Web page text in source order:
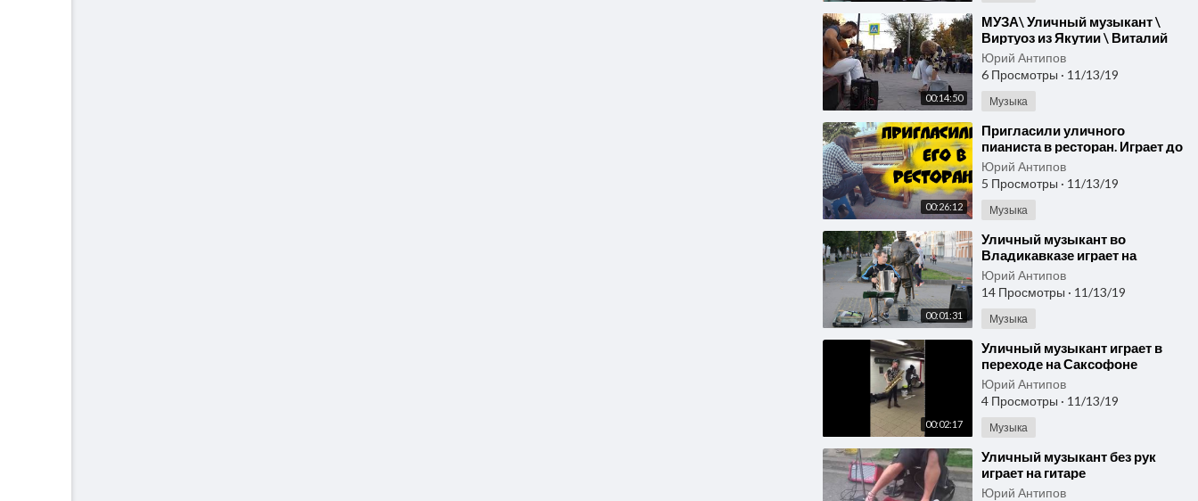
00:14:50
⁣МУЗА\ Уличный музыкант \
Виртуоз из Якутии \ Виталий
БУДЯК @ 2019
Юрий Антипов
6 Просмотры · 11/13/19
Музыка
00:26:12
⁣Пригласили уличного
пианиста в ресторан. Играет до
мурашек в конце видео. Street
musician.
Юрий Антипов
5 Просмотры · 11/13/19
Музыка
00:01:31
⁣Уличный музыкант во
Владикавказе играет на
Юрий Антипов
14 Просмотры · 11/13/19
Музыка
00:02:17
⁣Уличный музыкант играет в
переходе на Саксофоне
Юрий Антипов
4 Просмотры · 11/13/19
Музыка
⁣Уличный музыкант без рук
играет на гитаре
Юрий Антипов